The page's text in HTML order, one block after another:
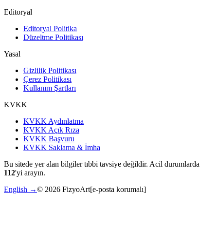
Editoryal
Editoryal Politika
Düzeltme Politikası
Yasal
Gizlilik Politikası
Çerez Politikası
Kullanım Şartları
KVKK
KVKK Aydınlatma
KVKK Açık Rıza
KVKK Başvuru
KVKK Saklama & İmha
Bu sitede yer alan bilgiler tıbbi tavsiye değildir. Acil durumlarda
112'yi arayın.
English →© 2026 FizyoArt[e-posta korumalı]